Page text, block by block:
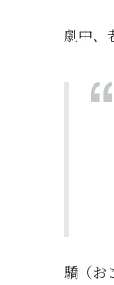
劇中、
驕（お